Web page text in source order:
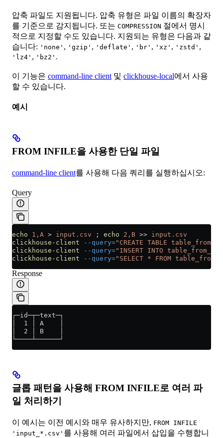
압축 파일도 지원됩니다. 압축 유형은 파일 이름의 확장자
를 기준으로 감지됩니다. 또는 COMPRESSION 절에서 명시
적으로 지정할 수도 있습니다. 지원되는 유형은 다음과 같
습니다: 'none' , 'gzip' , 'deflate' , 'br' , 'xz' , 'zstd' ,
'lz4' , 'bz2' .
이 기능은 command-line client 및 clickhouse-local에서 사용
할 수 있습니다.
예시
FROM INFILE을 사용한 단일 파일
command-line client를 사용해 다음 쿼리를 실행하십시오:
Query
echo 1,A > input.csv ; echo 2,B >> input.csv
clickhouse-client --query="CREATE TABLE
clickhouse-client --query="INSERT INTO
clickhouse-client --query="SELECT * FROM
Response
┌─id─┬─text─┐
│  1 │ A    │
│  2 │ B    │
└────┴──────┘
글롭 패턴을 사용해 FROM INFILE로 여러 파
일 처리하기
이 예시는 이전 예시와 매우 유사하지만, FROM INFILE
'input_*.csv' 를 사용해 여러 파일에서 삽입을 수행합니